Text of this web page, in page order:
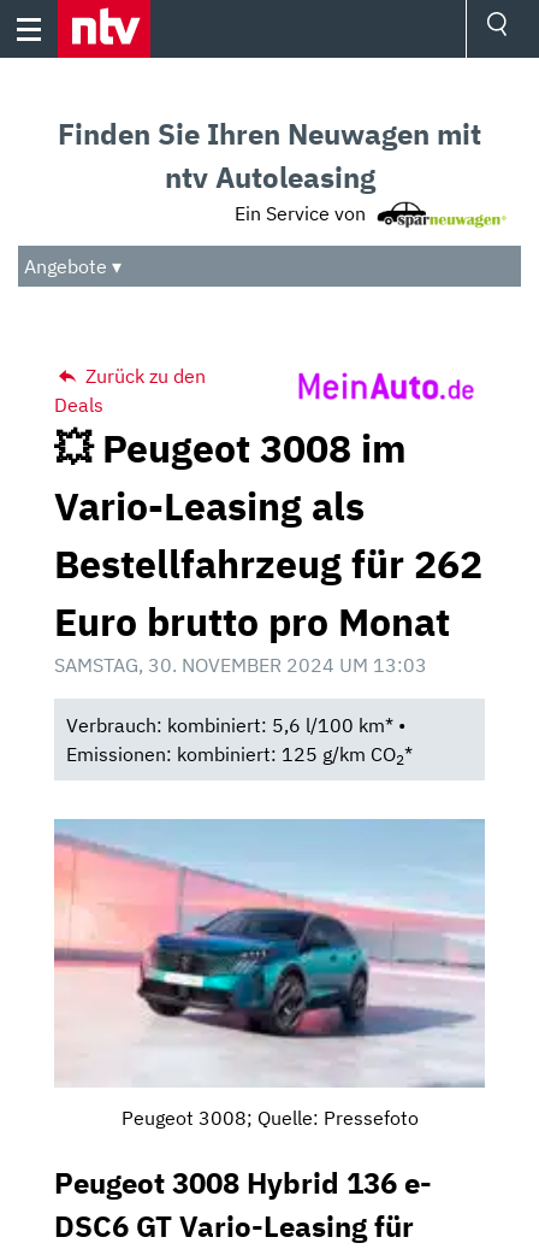
Skip
Audio
Das Beste
Finden Sie Ihren Neuwagen mit
ntv Autoleasing
Ein Service von
Angebote ▾
Zurück zu den
Deals
💥 Peugeot 3008 im
Vario-Leasing als
Bestellfahrzeug für 262
Euro brutto pro Monat
SAMSTAG, 30. NOVEMBER 2024 UM 13:03
Verbrauch: kombiniert: 5,6 l/100 km* •
Emissionen: kombiniert: 125 g/km CO2*
Peugeot 3008; Quelle: Pressefoto
Peugeot 3008 Hybrid 136 e-
DSC6 GT Vario-Leasing für